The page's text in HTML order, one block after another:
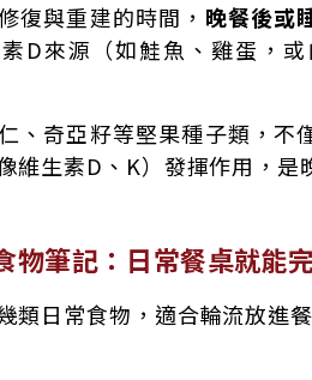
復與重建的時間， 晚餐後或
D來源（如鮭魚、雞蛋，
、奇亞籽等堅果種子類，不
維生素D、K）發揮作用，是
物筆記：日常餐桌就能
類日常食物，適合輪流放進餐